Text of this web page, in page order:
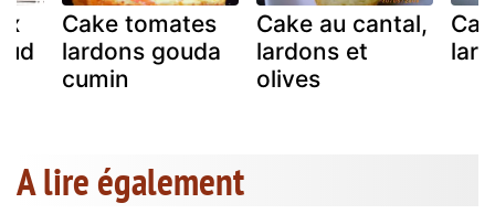
Cake tomates
lardons gouda
cumin
Cake au cantal,
lardons et
olives
A lire également